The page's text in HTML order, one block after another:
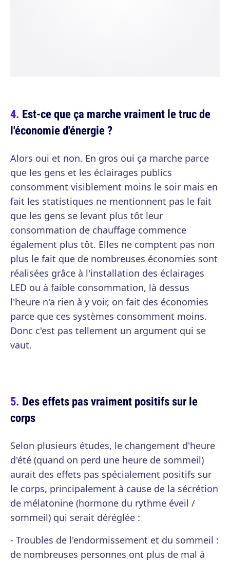
Est-ce que ça marche vraiment le truc de
l'économie d'énergie ?
Alors oui et non. En gros oui ça marche parce
que les gens et les éclairages publics
consomment visiblement moins le soir mais en
fait les statistiques ne mentionnent pas le fait
que les gens se levant plus tôt leur
consommation de chauffage commence
également plus tôt. Elles ne comptent pas non
plus le fait que de nombreuses économies sont
réalisées grâce à l'installation des éclairages
LED ou à faible consommation, là dessus
l'heure n'a rien à y voir, on fait des économies
parce que ces systèmes consomment moins.
Donc c'est pas tellement un argument qui se
vaut.
Des effets pas vraiment positifs sur le
corps
Selon plusieurs études, le changement d'heure
d'été (quand on perd une heure de sommeil)
aurait des effets pas spécialement positifs sur
le corps, principalement à cause de la sécrétion
de mélatonine (hormone du rythme éveil /
sommeil) qui serait déréglée :
- Troubles de l'endormissement et du sommeil :
de nombreuses personnes ont plus de mal à